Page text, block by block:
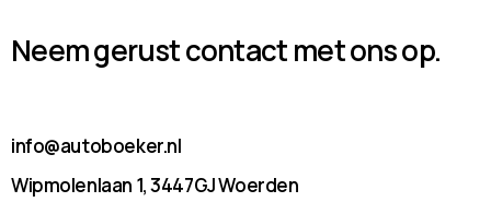
Neem gerust contact met ons op.
info@autoboeker.nl
Wipmolenlaan 1, 3447GJ Woerden